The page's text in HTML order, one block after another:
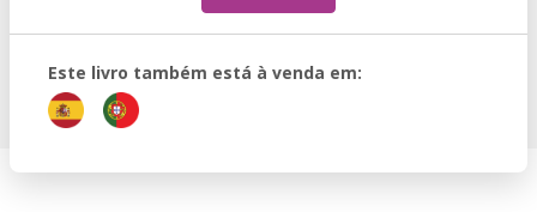
Este livro também está à venda em: